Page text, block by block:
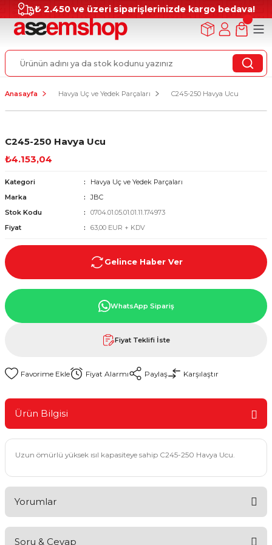
₺ 2.450 ve üzeri siparişlerinizde kargo bedava!
Anasayfa Havya Uç ve Yedek Parçaları C245-250 Havya Ucu
C245-250 Havya Ucu
₺4.153,04
Kategori
Havya Uç ve Yedek Parçaları
Marka
JBC
Stok Kodu
0704.01.05.01.01.11.174973
Fiyat
63,00 EUR + KDV
Gelince Haber Ver
WhatsApp Sipariş
Fiyat Teklifi İste
Fiyat Alarmı Paylaş Karşılaştır
Ürün Bilgisi
Uzun ömürlü yüksek ısıl kapasiteye sahip C245-250 Havya Ucu.
Yorumlar
Soru & Cevap